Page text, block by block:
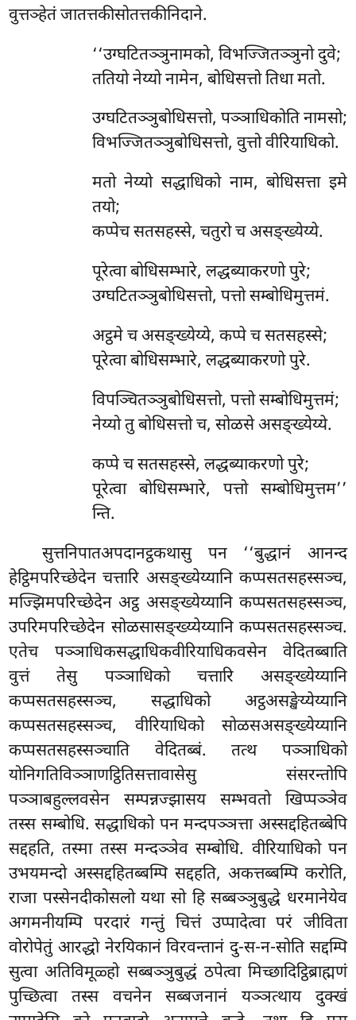
वुत्तञ्हेतं जातत्तकीसोतत्तकीनिदाने.
‘‘उग्घटितञ्ञुनामको, विभज्जितञ्ञुनो दुवे;
ततियो नेय्यो नामेन, बोधिसत्तो तिधा मतो.
उग्घटितञ्ञुबोधिसत्तो, पञ्ञाधिकोति नामसो;
विभज्जितञ्ञुबोधिसत्तो, वुत्तो वीरियाधिको.
मतो नेय्यो सद्धाधिको नाम, बोधिसत्ता इमे
तयो;
कप्पेच सतसहस्से, चतुरो च असङ्ख्येय्ये.
पूरेत्वा बोधिसम्भारे, लद्धब्याकरणो पुरे;
उग्घटितञ्ञुबोधिसत्तो, पत्तो सम्बोधिमुत्तमं.
अट्ठमेच असङ्ख्येय्ये, कप्पे च सतसहस्से;
पूरेत्वा बोधिसम्भारे, लद्धब्याकरणो पुरे.
विपञ्चितञ्ञुबोधिसत्तो, पत्तो सम्बोधिमुत्तमं;
नेय्यो तु बोधिसत्तो च, सोळसे असङ्ख्येय्ये.
कप्पे च सतसहस्से, लद्धब्याकरणो पुरे;
पूरेत्वा बोधिसम्भारे, पत्तो सम्बोधिमुत्तम’’
न्ति.
सुत्तनिपातअपदानट्ठकथासु पन ‘‘बुद्धानं आनन्द
हेट्ठिमपरिच्छेदेन चत्तारि असङ्ख्येय्यानि कप्पसतसहस्सञ्च,
मज्झिमपरिच्छेदेन अट्ठ असङ्ख्येय्यानि कप्पसतसहस्सञ्च,
उपरिमपरिच्छेदेन सोळसासङ्ख्य्येय्यानि कप्पसतसहस्सञ्च.
एतेच पञ्ञाधिकसद्धाधिकवीरियाधिकवसेन वेदितब्बाति
वुत्तं तेसु पञ्ञाधिको चत्तारि असङ्ख्येय्यानि
कप्पसतसहस्सञ्च, सद्धाधिको अट्ठअसङ्खेय्येय्यानि
कप्पसतसहस्सञ्च, वीरियाधिको सोळसअसङ्ख्येय्यानि
कप्पसतसहस्सञ्चाति वेदितब्बं. तत्थ पञ्ञाधिको
योनिगतिविञ्ञाणट्ठितिसत्तावासेसु संसरन्तोपि
पञ्ञाबहुल्लवसेन सम्पन्नज्झासय सम्भवतो खिप्पञ्ञेव
तस्स सम्बोधि. सद्धाधिको पन मन्दपञ्ञत्ता अस्सद्दहितब्बेपि
सद्दहति, तस्मा तस्स मन्दञ्ञेव सम्बोधि. वीरियाधिको पन
उभयमन्दो अस्सद्दहितब्बम्पि सद्दहति, अकत्तब्बम्पि करोति,
राजा पस्सेनदीकोसलो यथा सो हि सब्बञ्ञुबुद्धे धरमानेयेव
अगमनीयम्पि परदारं गन्तुं चित्तं उप्पादेत्वा परं जीविता
वोरोपेतुं आरद्धो नेरयिकानं विरवन्तानं दु-स-न-सोति सद्दम्पि
सुत्वा अतिविमूळ्हो सब्बञ्ञुबुद्धं ठपेत्वा मिच्छादिट्ठिब्राह्मणं
पुच्छित्वा तस्स वचनेन सब्बजनानं यञ्ञत्थाय दुक्खं